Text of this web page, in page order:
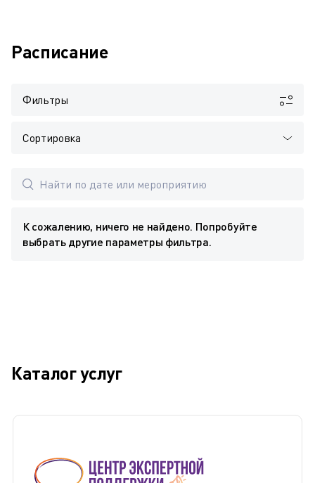
Расписание
Фильтры
Сортировка
К сожалению, ничего не найдено. Попробуйте
выбрать другие параметры фильтра.
Каталог услуг